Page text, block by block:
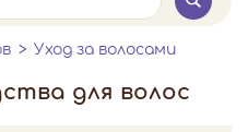
Уход за волосами
для волос